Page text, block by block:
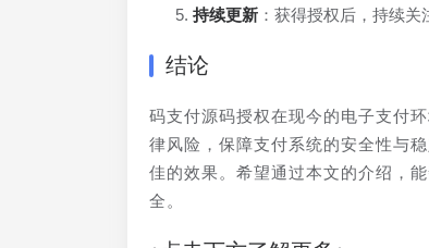
持续更新 ：获得授权后，持续
结论
码支付源码授权在现今的电子支付
律风险，保障支付系统的安全性与
佳的效果。希望通过本文的介绍，
全。